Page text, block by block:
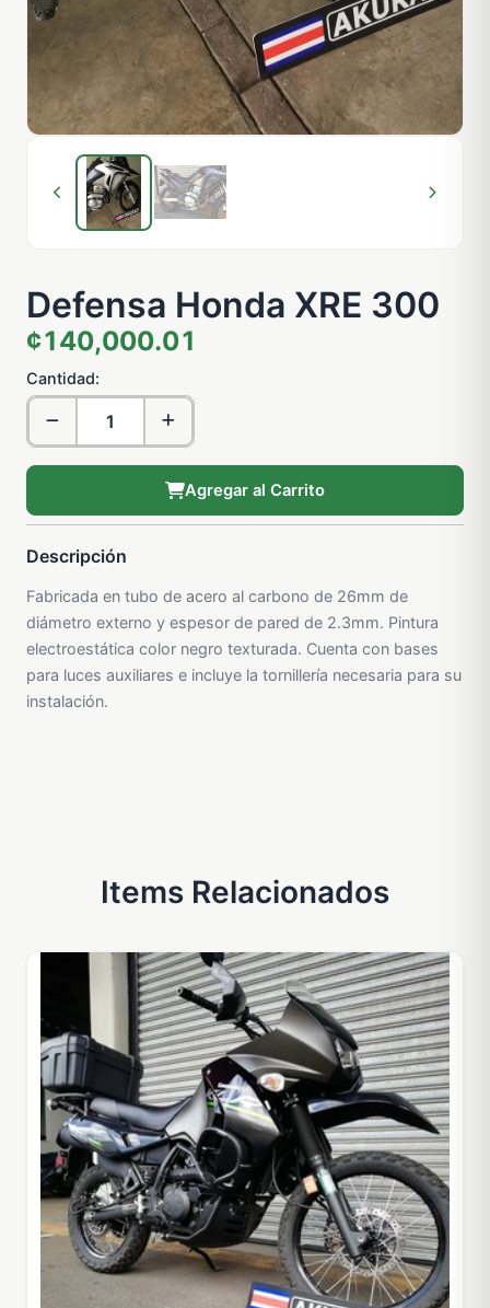
Defensa Honda XRE 300
¢140,000.01
Cantidad:
Agregar al Carrito
Descripción
Fabricada en tubo de acero al carbono de 26mm de
diámetro externo y espesor de pared de 2.3mm. Pintura
electroestática color negro texturada. Cuenta con bases
para luces auxiliares e incluye la tornillería necesaria para su
instalación.
Items Relacionados